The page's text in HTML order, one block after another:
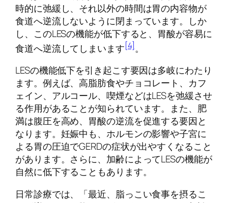
時的に弛緩し、それ以外の時間は胃の内容物が
食道へ逆流しないように閉まっています。しか
し、このLESの機能が低下すると、胃酸が容易に
食道へ逆流してしまいます[4]。
LESの機能低下を引き起こす要因は多岐にわたり
ます。例えば、高脂肪食やチョコレート、カフ
ェイン、アルコール、喫煙などはLESを弛緩させ
る作用があることが知られています。また、肥
満は腹圧を高め、胃酸の逆流を促進する要因と
なります。妊娠中も、ホルモンの影響や子宮に
よる胃の圧迫でGERDの症状が出やすくなること
があります。さらに、加齢によってLESの機能が
自然に低下することもあります。
日常診療では、「最近、脂っこい食事を摂るこ